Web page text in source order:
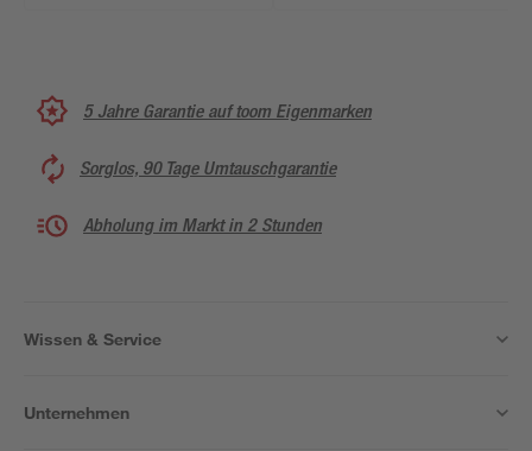
5 Jahre Garantie auf toom Eigenmarken
Sorglos, 90 Tage Umtauschgarantie
Abholung im Markt in 2 Stunden
Wissen & Service
Unternehmen